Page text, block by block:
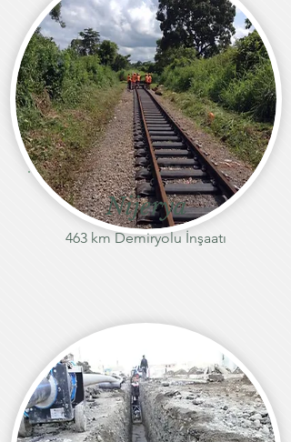
Nijerya
463 km Demiryolu İnşaatı